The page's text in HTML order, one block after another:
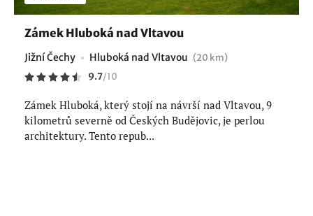
Zámek Hluboká nad Vltavou
Jižní Čechy Hluboká nad Vltavou (20 km)
9.7/10
Zámek Hluboká, který stojí na návrší nad Vltavou, 9
kilometrů severně od Českých Budějovic, je perlou
architektury. Tento repub...